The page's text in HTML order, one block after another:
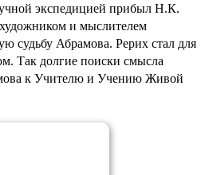
экспедицией прибыл Н.К.
и мыслителем
судьбу Абрамова. Рерих стал для
Так долгие поиски смысла
к Учителю и Учению Живой